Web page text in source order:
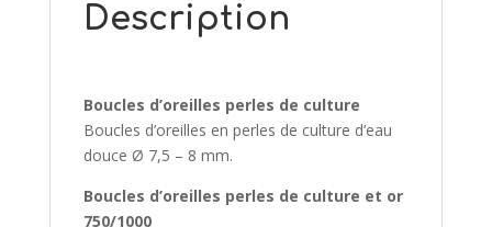
Description
Boucles d’oreilles perles de culture
Boucles d’oreilles en perles de culture d’eau
douce Ø 7,5 – 8 mm.
Boucles d’oreilles perles de culture et or
750/1000